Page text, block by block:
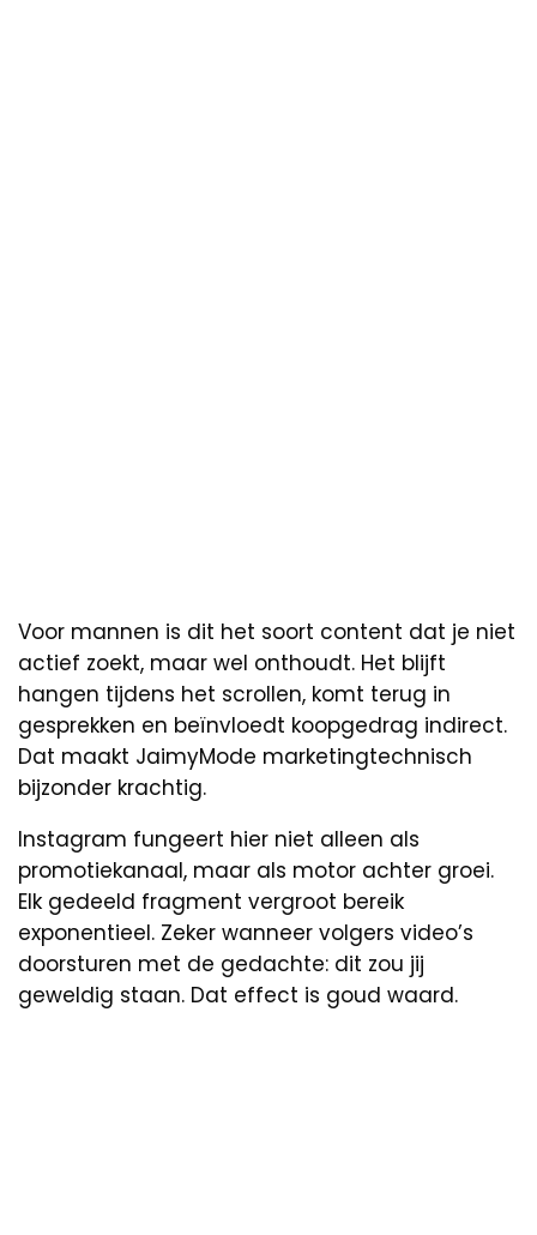
Voor mannen is dit het soort content dat je niet
actief zoekt, maar wel onthoudt. Het blijft
hangen tijdens het scrollen, komt terug in
gesprekken en beïnvloedt koopgedrag indirect.
Dat maakt JaimyMode marketingtechnisch
bijzonder krachtig.
Instagram fungeert hier niet alleen als
promotiekanaal, maar als motor achter groei.
Elk gedeeld fragment vergroot bereik
exponentieel. Zeker wanneer volgers video’s
doorsturen met de gedachte: dit zou jij
geweldig staan. Dat effect is goud waard.